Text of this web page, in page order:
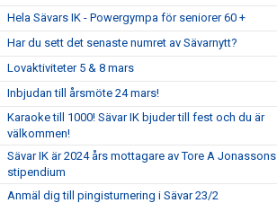
Hela Sävars IK - Powergympa för seniorer 60 +
Har du sett det senaste numret av Sävarnytt?
Lovaktiviteter 5 & 8 mars
Inbjudan till årsmöte 24 mars!
Karaoke till 1000! Sävar IK bjuder till fest och du är
välkommen!
Sävar IK är 2024 års mottagare av Tore A Jonassons
stipendium
Anmäl dig till pingisturnering i Sävar 23/2